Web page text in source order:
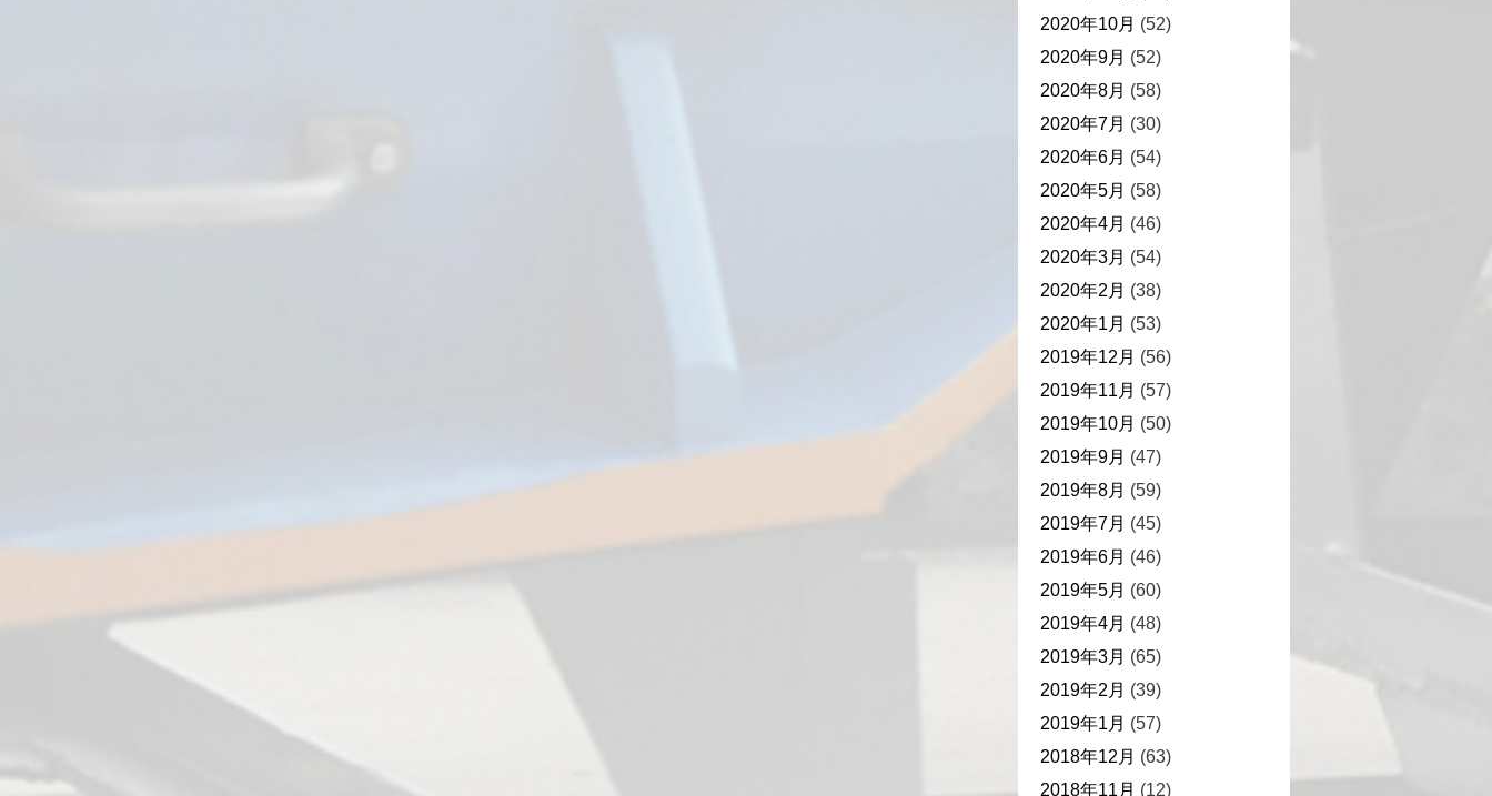
2020年10月 (52)
2020年9月 (52)
2020年8月 (58)
2020年7月 (30)
2020年6月 (54)
2020年5月 (58)
2020年4月 (46)
2020年3月 (54)
2020年2月 (38)
2020年1月 (53)
2019年12月 (56)
2019年11月 (57)
2019年10月 (50)
2019年9月 (47)
2019年8月 (59)
2019年7月 (45)
2019年6月 (46)
2019年5月 (60)
2019年4月 (48)
2019年3月 (65)
2019年2月 (39)
2019年1月 (57)
2018年12月 (63)
2018年11月 (12)